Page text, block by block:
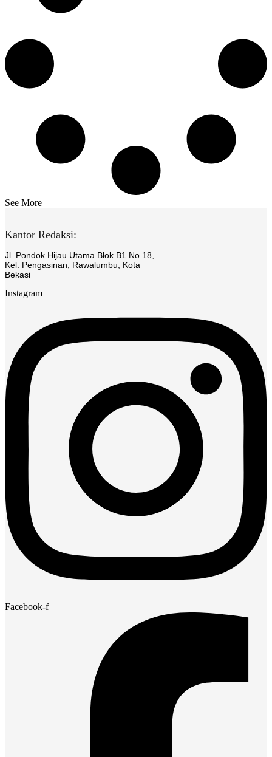
See More
Kantor Redaksi:
Jl. Pondok Hijau Utama Blok B1 No.18,
Kel. Pengasinan, Rawalumbu, Kota
Bekasi
Instagram
Facebook-f